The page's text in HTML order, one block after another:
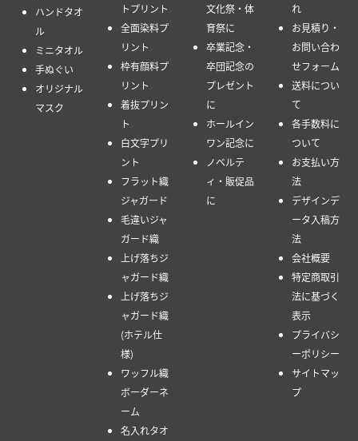
ハンドタオ
ル
ミニタオル
手ぬぐい
オリジナル
マスク
トプリント
全面染料プ
リント
枠有顔料プ
リント
着抜プリン
ト
白文字プリ
ント
フラット織
ジャガード
毛違いジャ
ガード織
上げ落ちジ
ャガード織
上げ落ちジ
ャガード織
(ホテル仕
様)
ワッフル織
ボーダーネ
ーム
名入れタオ
文化祭・体
育祭に
卒業記念・
卒団記念の
プレゼント
に
ホールイン
ワン記念に
ノベルテ
ィ・販促品
に
れ
お見積り・
お問い合わ
せフォーム
送料につい
て
各手数料に
ついて
お支払い方
法
デザインデ
ータ入稿方
法
会社概要
特定商取引
法に基づく
表示
プライバシ
ーポリシー
サイトマッ
プ